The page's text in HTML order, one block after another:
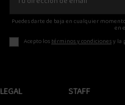
Puedes darte de baja en cualquier
en
Acepto lostérminos y condicionesy la
LEGAL STAFF